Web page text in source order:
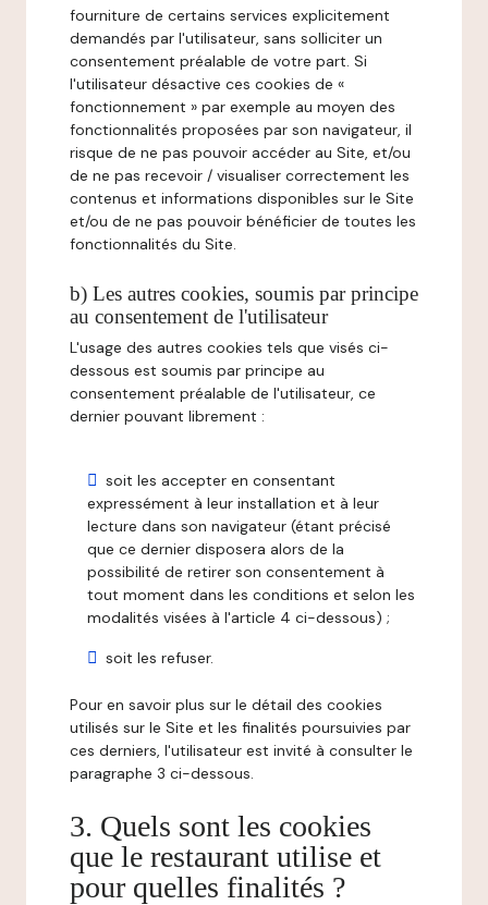
fourniture de certains services explicitement
demandés par l'utilisateur, sans solliciter un
consentement préalable de votre part. Si
l'utilisateur désactive ces cookies de «
fonctionnement » par exemple au moyen des
fonctionnalités proposées par son navigateur, il
risque de ne pas pouvoir accéder au Site, et/ou
de ne pas recevoir / visualiser correctement les
contenus et informations disponibles sur le Site
et/ou de ne pas pouvoir bénéficier de toutes les
fonctionnalités du Site.
b) Les autres cookies, soumis par principe
au consentement de l'utilisateur
L'usage des autres cookies tels que visés ci-
dessous est soumis par principe au
consentement préalable de l'utilisateur, ce
dernier pouvant librement :
soit les accepter en consentant
expressément à leur installation et à leur
lecture dans son navigateur (étant précisé
que ce dernier disposera alors de la
possibilité de retirer son consentement à
tout moment dans les conditions et selon les
modalités visées à l'article 4 ci-dessous) ;
soit les refuser.
Pour en savoir plus sur le détail des cookies
utilisés sur le Site et les finalités poursuivies par
ces derniers, l'utilisateur est invité à consulter le
paragraphe 3 ci-dessous.
3. Quels sont les cookies
que le restaurant utilise et
pour quelles finalités ?